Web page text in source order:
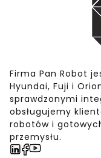
Firma Pan Robot
Hyundai, Fuji i
sprawdzonymi
obsługujemy
robotów i
przemysłu.